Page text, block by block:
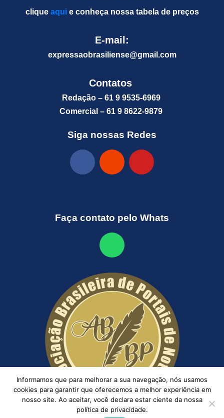
clique aquie conheça nossa tabela de preços
E-mail:
expressaobrasiliense@gmail.com
Contatos
Redação – 61 9 9535-6969
Comercial – 61 9 8622-9879
Siga nossas Redes
Faça contato pelo Whats
Informamos que para melhorar a sua navegação, nós usamos
cookies para garantir que oferecemos a melhor experiência em
nosso site. Ao aceitar, você declara estar ciente da nossa
política de privacidade.